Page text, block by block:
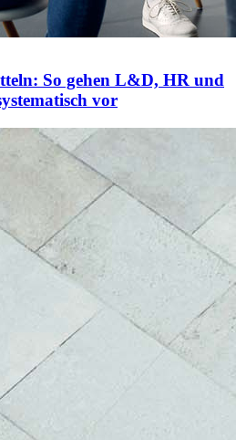
So gehen L&D, HR und
vor